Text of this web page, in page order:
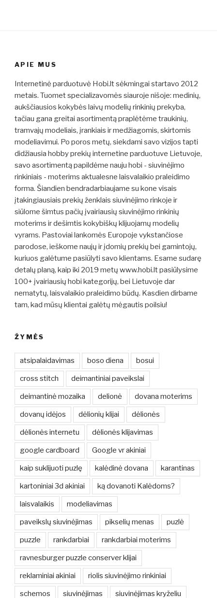
APIE MUS
Internetinė parduotuvė Hobi.lt sėkmingai startavo 2012
metais. Tuomet specializavomės siauroje nišoje: medinių,
aukščiausios kokybės laivų modelių rinkinių prekyba,
tačiau gana greitai asortimentą praplėtėme traukinių,
tramvajų modeliais, įrankiais ir medžiagomis, skirtomis
modeliavimui. Po poros metų, siekdami savo vizijos tapti
didžiausia hobby prekių internetine parduotuve Lietuvoje,
savo asortimentą papildėme nauju hobi - siuvinėjimo
rinkiniais - moterims aktualesne laisvalaikio praleidimo
forma. Šiandien bendradarbiaujame su kone visais
įtakingiausiais prekių ženklais siuvinėjimo rinkoje ir
siūlome šimtus pačių įvairiausių siuvinėjimo rinkinių
moterims ir dešimtis kokybiškų klijuojamų modelių
vyrams. Pastoviai lankomės Europoje vykstančiose
parodose, ieškome naujų ir įdomių prekių bei gamintojų,
kuriuos galėtume pasiūlyti savo klientams. Esame sudarę
detalų planą, kaip iki 2019 metų www.hobi.lt pasiūlysime
100+ įvairiausių hobi kategorijų, bei Lietuvoje dar
nematytų, laisvalaikio praleidimo būdų. Kasdien dirbame
tam, kad mūsų klientai galėtų mėgautis poilsiu!
ŽYMĖS
atsipalaidavimas boso diena bosui
cross stitch deimantiniai paveikslai
deimantinė mozaika delionė dovana moterims
dovanų idėjos dėlionių klijai dėlionės
dėlionės internetu dėlionės klijavimas
google cardboard Google vr akiniai
kaip suklijuoti puzlę kalėdinė dovana karantinas
kartoniniai 3d akiniai ką dovanoti Kalėdoms?
laisvalaikis modeliavimas
paveikslų siuvinėjimas pikselių menas puzlė
puzzle rankdarbiai rankdarbiai moterims
ravnesburger puzzle conserver klijai
reklaminiai akiniai riolis siuvinėjimo rinkiniai
schemos siuvinėjimas siuvinėjimas kryželiu